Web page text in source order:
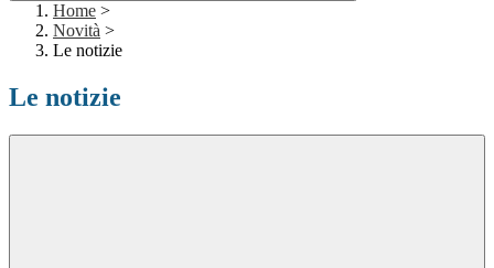
Home >
Novità >
Le notizie
Le notizie